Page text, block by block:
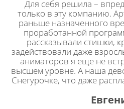
Для себя решила –
только в эту компанию.
раньше назначенного
проработанной
рассказывали стишки,
задействовали даже
аниматоров я еще не
высшем уровне. А наша
Снегурочке, что даже